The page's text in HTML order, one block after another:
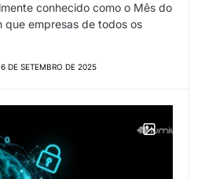
conhecido como o Mês do
que empresas de todos os
DE SETEMBRO DE 2025